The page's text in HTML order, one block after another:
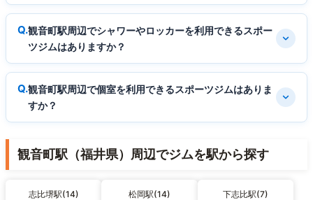
観音町駅周辺でシャワーやロッカーを利用できるスポー
ツジムはありますか？
観音町駅周辺で個室を利用できるスポーツジムはありま
すか？
観音町駅（福井県）周辺でジムを駅から探す
志比堺駅(14) 松岡駅(14) 下志比駅(7)